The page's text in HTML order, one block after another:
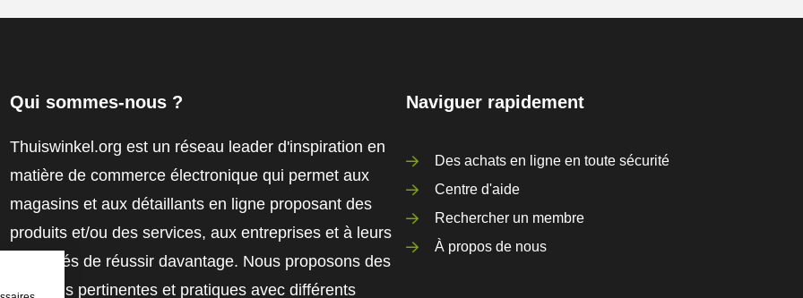
Qui sommes-nous ?
Thuiswinkel.org est un réseau leader d'inspiration en
matière de commerce électronique qui permet aux
magasins et aux détaillants en ligne proposant des
produits et/ou des services, aux entreprises et à leurs
employés de réussir davantage. Nous proposons des
solutions pertinentes et pratiques avec différents
Naviguer rapidement
Des achats en ligne en toute sécurité
Centre d'aide
Rechercher un membre
À propos de nous